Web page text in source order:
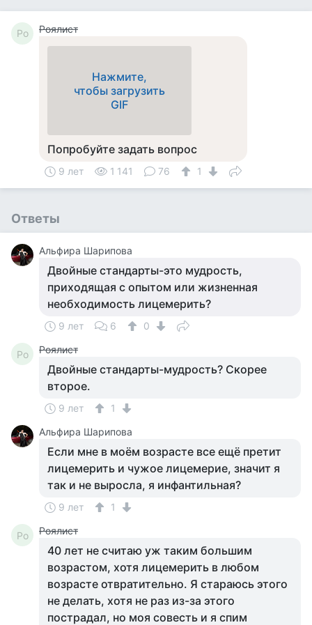
Ро Роялист
Нажмите,
чтобы загрузить
GIF
Попробуйте задать вопрос
9 лет 1 141 76 1
Ответы
Альфира Шарипова
Двойные стандарты-это мудрость,
приходящая с опытом или жизненная
необходимость лицемерить?
9 лет 6 0
Ро Роялист
Двойные стандарты-мудрость? Скорее
второе.
9 лет
1
Альфира Шарипова
Если мне в моём возрасте все ещё претит
лицемерить и чужое лицемерие, значит я
так и не выросла, я инфантильная?
9 лет 1
Ро Роялист
40 лет не считаю уж таким большим
возрастом, хотя лицемерить в любом
возрасте отвратительно. Я стараюсь этого
не делать, хотя не раз из-за этого
пострадал, но моя совесть и я спим